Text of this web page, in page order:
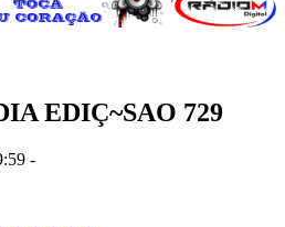
EDIÇ~SAO 729
-